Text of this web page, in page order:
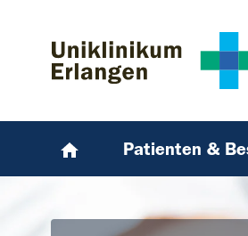
Patienten &